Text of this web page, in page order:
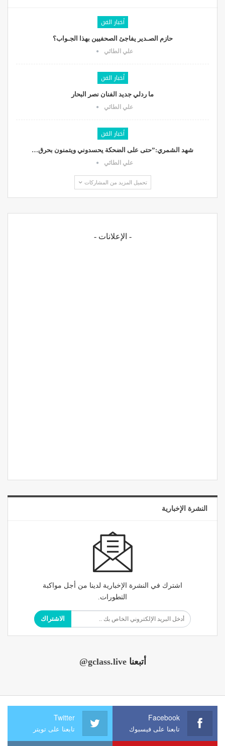
أخبار الفن
حازم الصـدير يفاجئ الصحفيين بهذا الجـواب؟
علي الطائي
أخبار الفن
ما ردلي جديد الفنان نصر البحار
علي الطائي
أخبار الفن
شهد الشمري:”حتى على الضحكة يحسدوني ويتمنون بحرق…
علي الطائي
تحميل المزيد من المشاركات
- الإعلانات -
النشرة الإخبارية
اشترك في النشرة الإخبارية لدينا من أجل مواكبة
التطورات.
الاشتراك
أتبعنا@gclass.live
Facebook
تابعنا على فيسبوك
Twitter
تابعنا على تويتر